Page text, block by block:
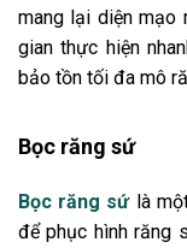
mang lại diện mạo
gian thực hiện
bảo tồn tối đa mô
Bọc răng sứ
Bọc răng sứlà
để phục hình răng